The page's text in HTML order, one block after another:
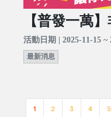
【普發一萬
活動日期 | 2025-11-15 ~
最新消息
1 2 3 4 5